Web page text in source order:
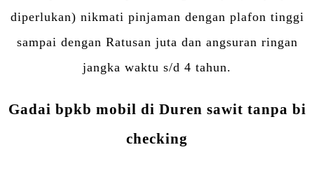
diperlukan) nikmati pinjaman dengan plafon tinggi
sampai dengan Ratusan juta dan angsuran ringan
jangka waktu s/d 4 tahun.
Gadai bpkb mobil di Duren sawit tanpa bi
checking